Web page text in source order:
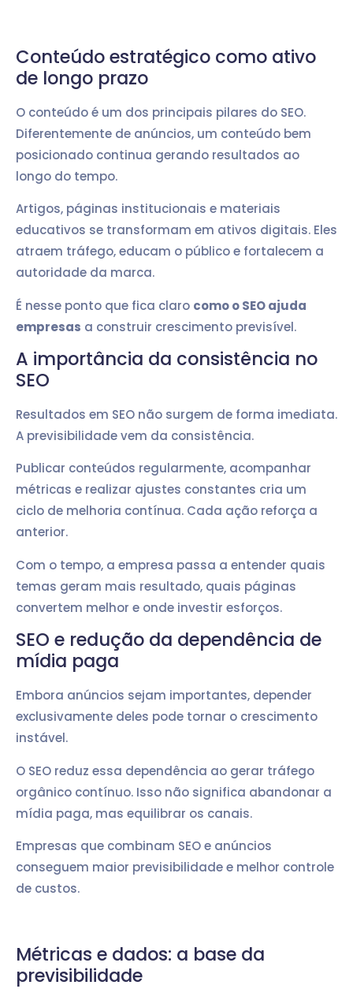
Conteúdo estratégico como ativo
de longo prazo
O conteúdo é um dos principais pilares do SEO.
Diferentemente de anúncios, um conteúdo bem
posicionado continua gerando resultados ao
longo do tempo.
Artigos, páginas institucionais e materiais
educativos se transformam em ativos digitais. Eles
atraem tráfego, educam o público e fortalecem a
autoridade da marca.
É nesse ponto que fica claro como o SEO ajuda
empresas a construir crescimento previsível.
A importância da consistência no
SEO
Resultados em SEO não surgem de forma imediata.
A previsibilidade vem da consistência.
Publicar conteúdos regularmente, acompanhar
métricas e realizar ajustes constantes cria um
ciclo de melhoria contínua. Cada ação reforça a
anterior.
Com o tempo, a empresa passa a entender quais
temas geram mais resultado, quais páginas
convertem melhor e onde investir esforços.
SEO e redução da dependência de
mídia paga
Embora anúncios sejam importantes, depender
exclusivamente deles pode tornar o crescimento
instável.
O SEO reduz essa dependência ao gerar tráfego
orgânico contínuo. Isso não significa abandonar a
mídia paga, mas equilibrar os canais.
Empresas que combinam SEO e anúncios
conseguem maior previsibilidade e melhor controle
de custos.
Métricas e dados: a base da
previsibilidade